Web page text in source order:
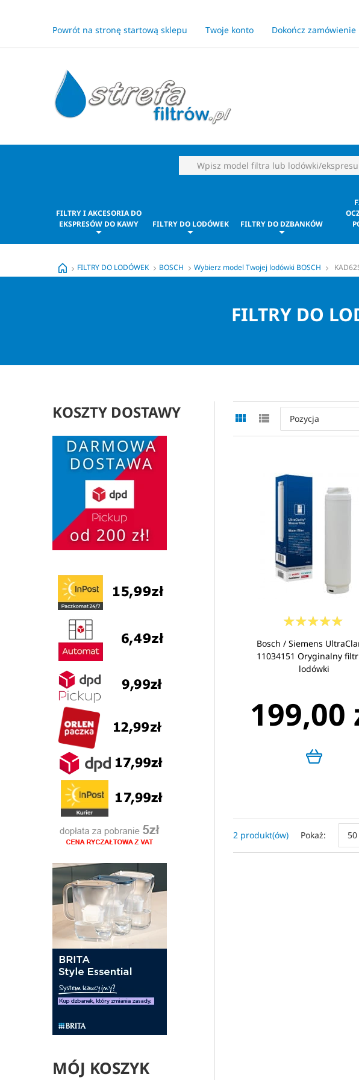
Powrót na stronę startową sklepu Twoje konto Dokończ zamówienie
FILTRY I AKCESORIA DO
EKSPRESÓW DO KAWY
FILTRY DO LODÓWEK FILTRY DO DZBANKÓW
FILTRY DO LODÓWEK BOSCH Wybierz model Twojej lodówki BOSCH
FILTRY DO
Pozycja
Bosch / Siemens
11034151 Oryginalny
lodówki
199,00
2 produkt(ów) Pokaż 50
KOSZTY DOSTAWY
MÓJ KOSZYK